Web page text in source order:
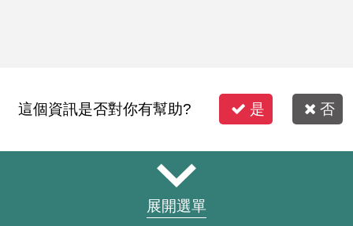
這個資訊是否對你有幫助? 是 否
展開選單